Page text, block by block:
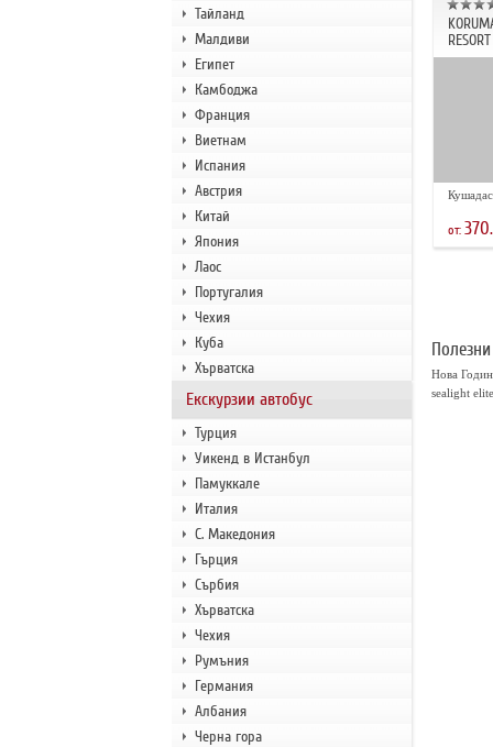
Тайланд
Малдиви
Египет
Камбоджа
Франция
Виетнам
Испания
Австрия
Китай
Япония
Лаос
Португалия
Чехия
Куба
Хърватска
Екскурзии автобус
Турция
Уикенд в Истанбул
Памуккале
Италия
С. Македония
Гърция
Сърбия
Хърватска
Чехия
Румъния
Германия
Албания
Черна гора
RESORT
от:
Нова
sealight